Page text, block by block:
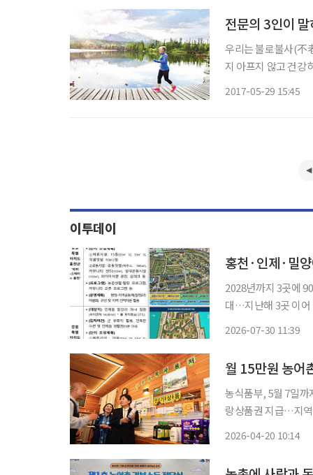
전문의 3인이
우리는 불로불사(不
지 아프지 않고 건강
2017-05-29 15:45
이투데이
홍천·인제·밀
2028년까지 3곳에
대…지난해 3곳 이어 대상지 전국 6곳 홍천·인제·
2026-07-30 11:39
월 15만원 농어
농식품부, 5월 7일
랑상품권 지급…지역경제 선순환 유도 정부가
2026-04-20 10:14